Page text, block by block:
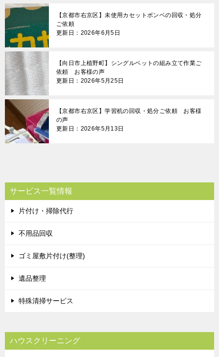
【京都市右京区】未使用カセットボンベの回収・処分
ご依頼
更新日：2026年6月5日
【向日市上植野町】シングルベットの組み立て作業ご
依頼 お客様の声
更新日：2026年5月25日
【京都市右京区】学習机の回収・処分ご依頼 お客様
の声
更新日：2026年5月13日
サービス一覧情報
片付け・掃除代行
不用品回収
ゴミ屋敷片付け(整理)
遺品整理
特殊清掃サービス
ハウスクリーニング